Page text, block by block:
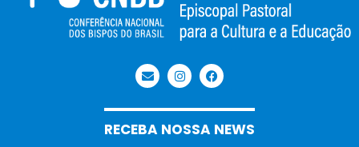
RECEBA NOSSA NEWS